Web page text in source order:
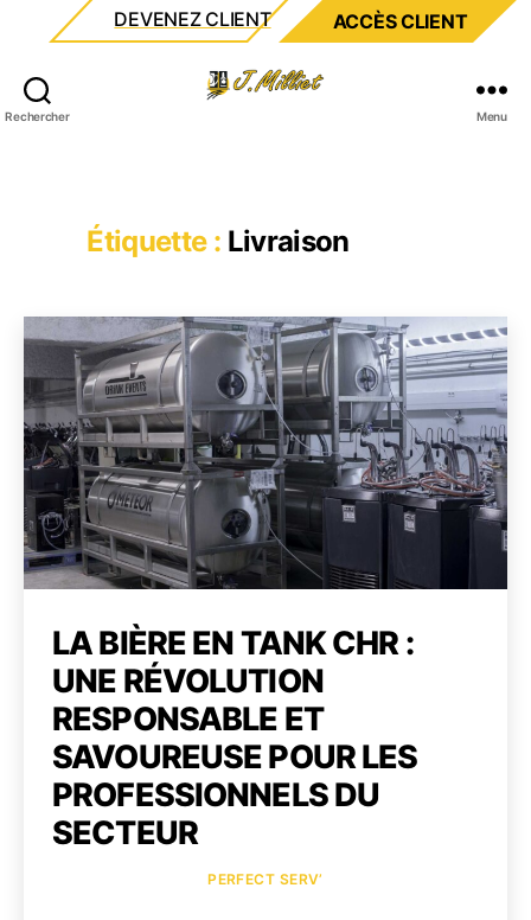
DEVENEZ CLIENT ACCÈS CLIENT
Rechercher Menu
Étiquette : Livraison
LA BIÈRE EN TANK CHR :
UNE RÉVOLUTION
RESPONSABLE ET
SAVOUREUSE POUR LES
PROFESSIONNELS DU
SECTEUR
PERFECT SERV’